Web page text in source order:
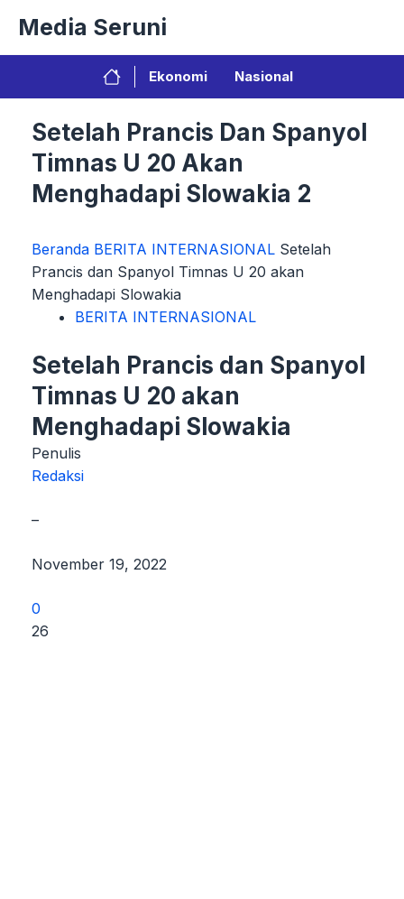
isi
Media Seruni
Ekonomi Nasional
Setelah Prancis Dan Spanyol
Timnas U 20 Akan
Menghadapi Slowakia 2
Beranda BERITA INTERNASIONAL Setelah
Prancis dan Spanyol Timnas U 20 akan
Menghadapi Slowakia
BERITA INTERNASIONAL
Setelah Prancis dan Spanyol
Timnas U 20 akan
Menghadapi Slowakia
Penulis
Redaksi
–
November 19, 2022
0
26